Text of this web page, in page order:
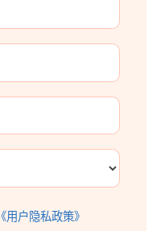
《用户隐私政策》